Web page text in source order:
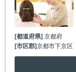
[都道府県]京都府
[市区郡]京都市下京区